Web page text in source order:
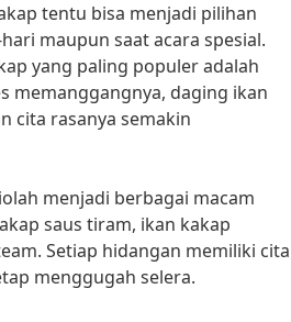
tentu bisa menjadi pilihan
maupun saat acara spesial.
yang paling populer adalah
memanggangnya, daging ikan
cita rasanya semakin
menjadi berbagai macam
saus tiram, ikan kakap
Setiap hidangan memiliki cita
menggugah selera.